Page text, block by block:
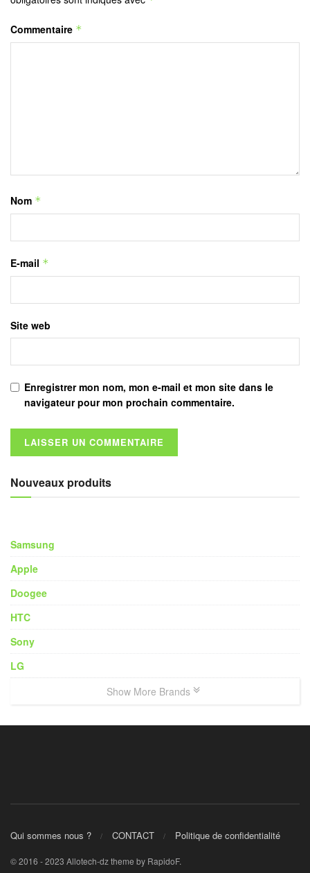
Commentaire *
Nom *
E-mail *
Site web
Enregistrer mon nom, mon e-mail et mon site dans le
navigateur pour mon prochain commentaire.
Nouveaux produits
Samsung
Apple
Doogee
HTC
Sony
LG
Show More Brands
Qui sommes nous ? CONTACT Politique de confidentialité
© 2016 - 2023 Allotech-dz theme by RapidoF.